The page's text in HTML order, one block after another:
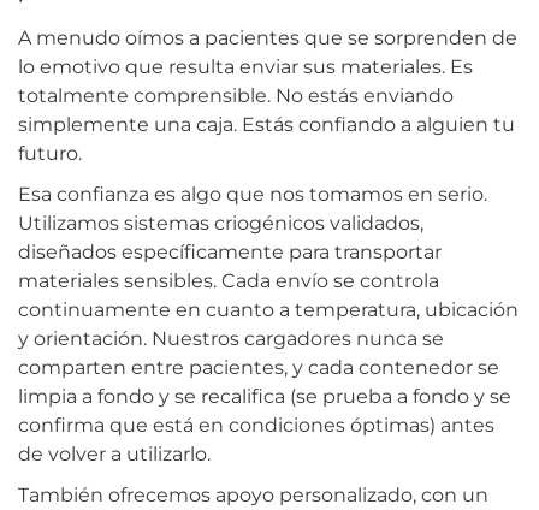
A menudo oímos a pacientes que se sorprenden de
lo emotivo que resulta enviar sus materiales. Es
totalmente comprensible. No estás enviando
simplemente una caja. Estás confiando a alguien tu
futuro.
Esa confianza es algo que nos tomamos en serio.
Utilizamos sistemas criogénicos validados,
diseñados específicamente para transportar
materiales sensibles. Cada envío se controla
continuamente en cuanto a temperatura, ubicación
y orientación. Nuestros cargadores nunca se
comparten entre pacientes, y cada contenedor se
limpia a fondo y se recalifica (se prueba a fondo y se
confirma que está en condiciones óptimas) antes
de volver a utilizarlo.
También ofrecemos apoyo personalizado, con un